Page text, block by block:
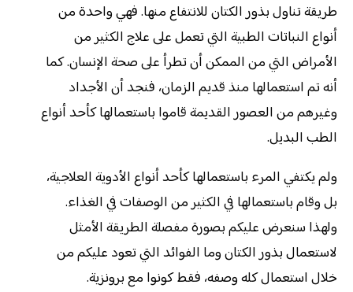
طريقة تناول بذور الكتان للانتفاع منها. فهي واحدة من
أنواع النباتات الطبية التي تعمل على علاج الكثير من
الأمراض التي من الممكن أن تطرأ على صحة الإنسان. كما
أنه تم استعمالها منذ قديم الزمان، فنجد أن الأجداد
وغيرهم من العصور القديمة قاموا باستعمالها كأحد أنواع
الطب البديل.
ولم يكتفي المرء باستعمالها كأحد أنواع الأدوية العلاجية،
بل وقام باستعمالها في الكثير من الوصفات في الغذاء.
ولهذا سنعرض عليكم بصورة مفصلة الطريقة الأمثل
لاستعمال بذور الكتان وما الفوائد التي تعود عليكم من
خلال استعمال كله وصفه، فقط كونوا مع برونزية.